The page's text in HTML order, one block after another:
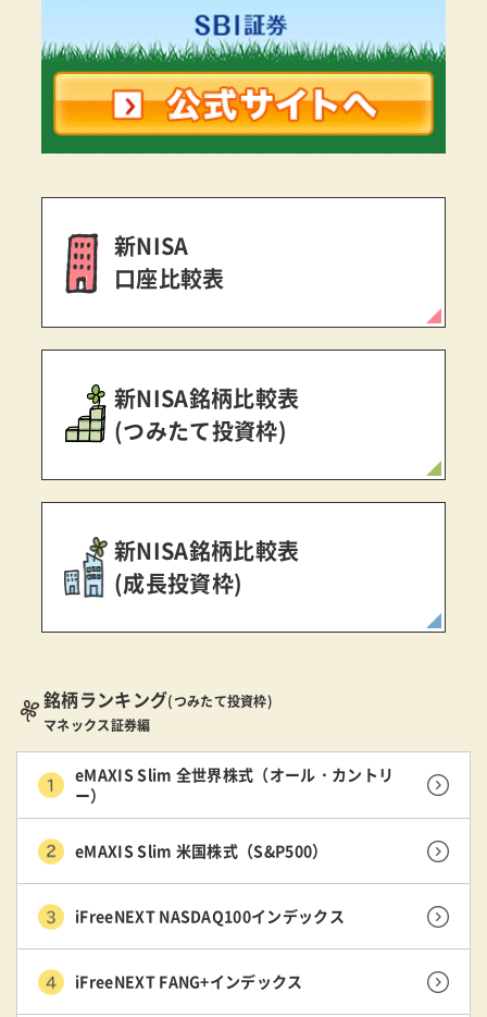
新NISA
口座比較表
新NISA銘柄比較表
(つみたて投資枠)
新NISA銘柄比較表
(成長投資枠)
銘柄ランキング(つみたて投資枠)
マネックス証券編
eMAXIS Slim 全世界株式（オール・カントリ
ー）
eMAXIS Slim 米国株式（S&P500）
iFreeNEXT NASDAQ100インデックス
iFreeNEXT FANG+インデックス